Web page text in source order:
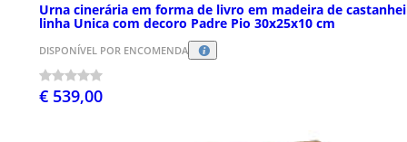
Urna cinerária em forma de livro em madeira de
linha Unica com decoro Padre Pio 30x25x10 cm
DISPONÍVEL POR ENCOMENDA
€ 539,00